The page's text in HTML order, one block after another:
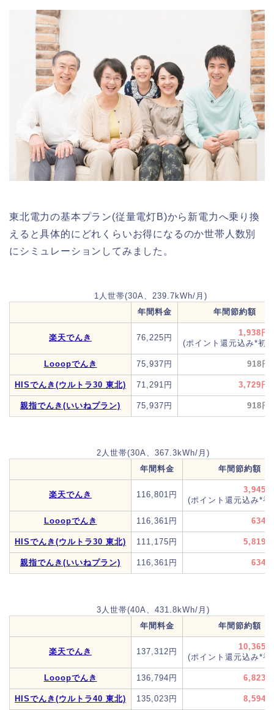
東北電力の基本プラン(従量電灯B)から新電力へ乗り換
えると具体的にどれくらいお得になるのか世帯人数別
にシミュレーションしてみました。
1人世帯(30A、239.7kWh/月)
年間料金
年間節約額
楽天でんき 76,225円
1,938円
(ポイント還元込み*初
Looopでんき 75,937円 918円
HISでんき(ウルトラ30 東北) 71,291円 3,729円
親指でんき(いいねプラン) 75,937円 918円
2人世帯(30A、367.3kWh/月)
年間料金
年間節約額
楽天でんき 116,801円
3,945円
(ポイント還元込み*初
Looopでんき 116,361円 634円
HISでんき(ウルトラ30 東北) 111,175円 5,819円
親指でんき(いいねプラン) 116,361円 634円
3人世帯(40A、431.8kWh/月)
年間料金
年間節約額
楽天でんき 137,312円
10,365円
(ポイント還元込み*初
Looopでんき 136,794円 6,823円
HISでんき(ウルトラ40 東北) 135,023円 8,594円